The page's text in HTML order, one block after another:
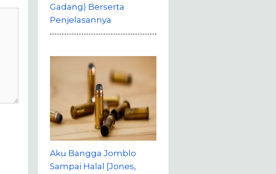
Gadang) Berserta
Penjelasannya
Aku Bangga Jomblo
Sampai Halal [Jones,